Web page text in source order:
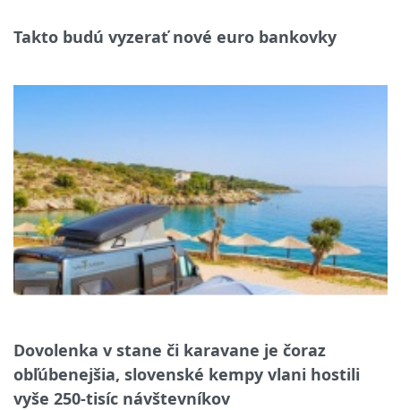
Takto budú vyzerať nové euro bankovky
Dovolenka v stane či karavane je čoraz
obľúbenejšia, slovenské kempy vlani hostili
vyše 250-tisíc návštevníkov